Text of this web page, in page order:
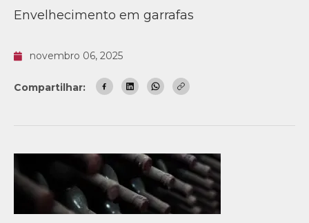
Envelhecimento em garrafas
novembro 06, 2025
Compartilhar: